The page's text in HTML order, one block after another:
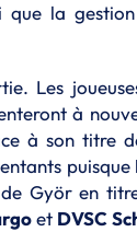
la
Les
à
à son titre
puisque
Györ en
et DVSC